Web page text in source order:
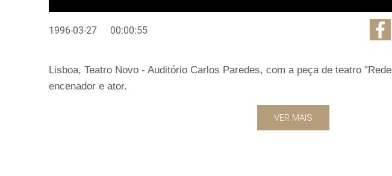
1996-03-27 00:00:55
Lisboa, Teatro Novo - Auditório Carlos Paredes, com a peça de teatro
encenador e ator.
VER MAIS